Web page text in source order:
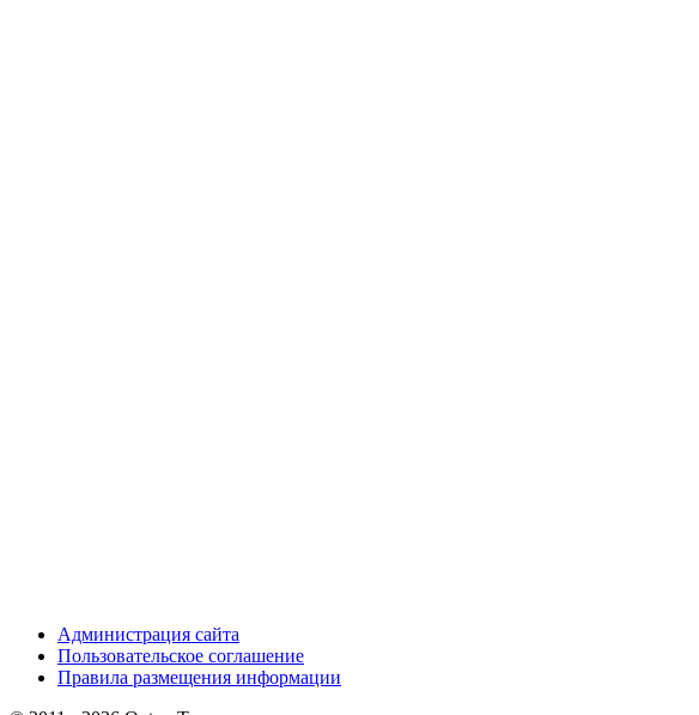
Администрация сайта
Пользовательское соглашение
Правила размещения информации